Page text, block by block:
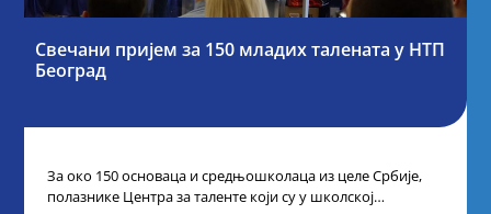
Свечани пријем за 150 младих талената у НТП
Београд
За око 150 основаца и средњошколаца из целе Србије,
полазнике Центра за таленте који су у школској